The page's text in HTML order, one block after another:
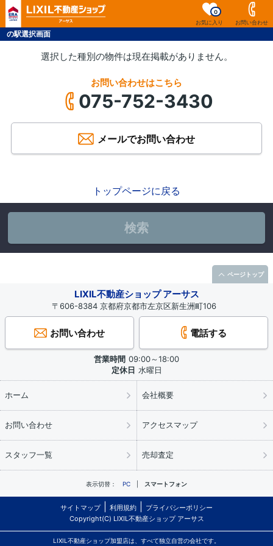
お気に入り
0
お問い合わせ
の駅選択画面
選択した種別の物件は現在掲載がありません。
お問い合わせはこちら
075-752-3430
メールでお問い合わせ
トップページに戻る
検索
LIXIL不動産ショップ アーサス
〒606-8384 京都府京都市左京区新生洲町106
お問い合わせ 電話する
営業時間 09:00～18:00
定休日 水曜日
ホーム 会社概要
お問い合わせ アクセスマップ
スタッフ一覧 売却査定
表示切替： PC スマートフォン
サイトマップ 利用規約
プライバシーポリシー
Copyright(C) LIXIL不動産ショップ アーサス
LIXIL不動産ショップ加盟店は、すべて独立自営の会社です。
ページトップ